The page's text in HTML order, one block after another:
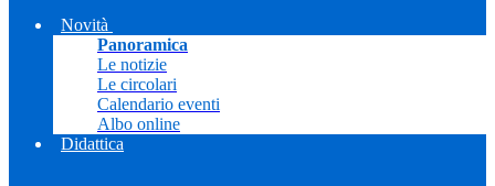
Novità
Panoramica
Le notizie
Le circolari
Calendario eventi
Albo online
Didattica